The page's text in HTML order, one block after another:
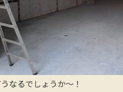
なるでしょうか～！